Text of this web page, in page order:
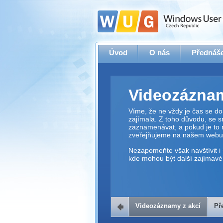
Úvod O nás
Víme, že ne vždy je čas se
zajímala. Z toho důvodu, se
zaznamenávat, a pokud je to
zveřejňujeme na našem webu.
Nezapomeňte však navštívit i
kde mohou být další zajímavé
Přehrávač
Videozáznamy z akcí